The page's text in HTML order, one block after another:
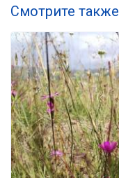
Смотрите также